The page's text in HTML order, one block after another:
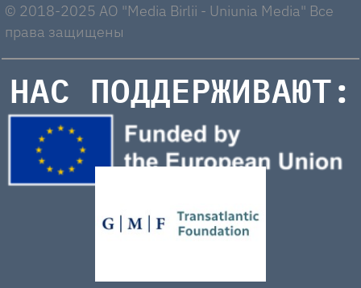
© 2018-2025 AO "Media Birlii - Uniunia Media" Все
права защищены
НАС ПОДДЕРЖИВАЮТ: